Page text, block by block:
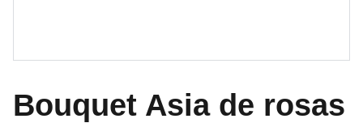
Bouquet Asia de rosas